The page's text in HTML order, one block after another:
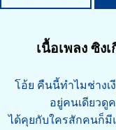
เนื้อเพลง ซิง
โอ้ย คืนนี้ทำไมช่างเ
อยู่คนเดียวดู
ได้คุยกับใครสักคนก็มี